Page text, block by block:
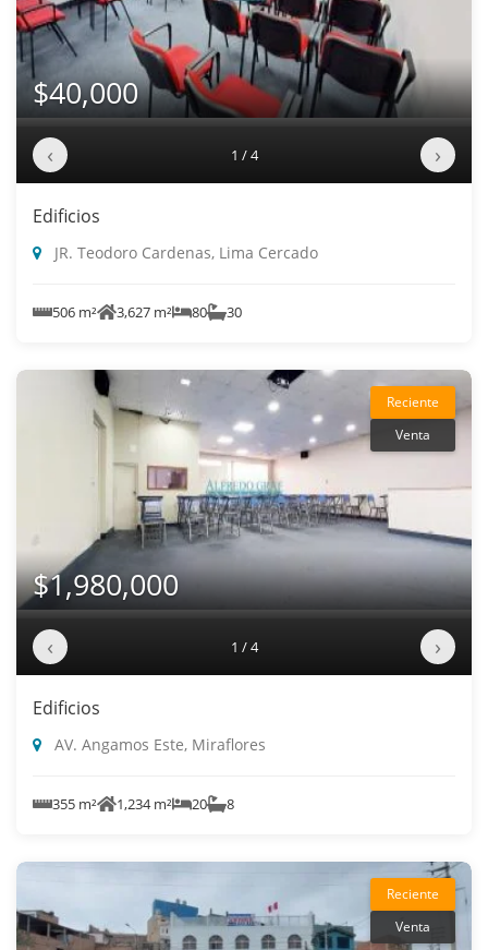
$40,000
‹ 1 / 4 ›
Edificios
JR. Teodoro Cardenas, Lima Cercado
506 m² 3,627 m² 80 30
Reciente
Venta
$1,980,000
‹ 1 / 4 ›
Edificios
AV. Angamos Este, Miraflores
355 m² 1,234 m² 20 8
Reciente
Venta